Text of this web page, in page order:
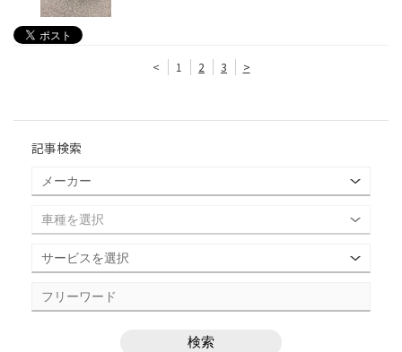
< 1 2 3 >
記事検索